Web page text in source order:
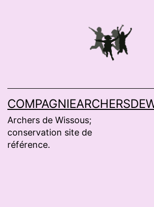
Archers de Wissous;
conservation site de
référence.